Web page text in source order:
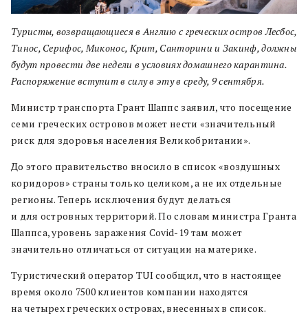
Туристы, возвращающиеся в Англию с греческих остров Лесбос,
Тинос, Серифос, Миконос, Крит, Санторини и Закинф, должны
будут провести две недели в условиях домашнего карантина.
Распоряжение вступит в силу в эту в среду, 9 сентября.
Министр транспорта Грант Шаппс заявил, что посещение
семи греческих островов может нести «значительный
риск для здоровья населения Великобритании».
До этого правительство вносило в список «воздушных
коридоров» страны только целиком, а не их отдельные
регионы. Теперь исключения будут делаться
и для островных территорий. По словам министра Гранта
Шаппса, уровень заражения Covid-19 там может
значительно отличаться от ситуации на материке.
Туристический оператор TUI сообщил, что в настоящее
время около 7500 клиентов компании находятся
на четырех греческих островах, внесенных в список.